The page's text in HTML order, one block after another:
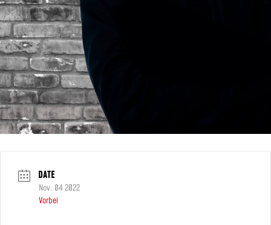
DATE
Nov. 04 2022
Vorbei